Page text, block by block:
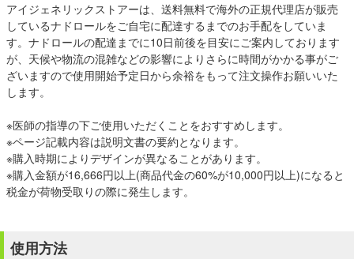
アイジェネリックストアーは、送料無料で海外の正規代理店が販売
しているナドロールをご自宅に配達するまでのお手配をしていま
す。ナドロールの配達までに10日前後を目安にご案内しております
が、天候や物流の混雑などの影響によりさらに時間がかかる事がご
ざいますので使用開始予定日から余裕をもって注文操作お願いいた
します。
※医師の指導の下ご使用いただくことをおすすめします。
※ページ記載内容は説明文書の要約となります。
※購入時期によりデザインが異なることがあります。
※購入金額が16,666円以上(商品代金の60%が10,000円以上)になると
税金が荷物受取りの際に発生します。
使用方法